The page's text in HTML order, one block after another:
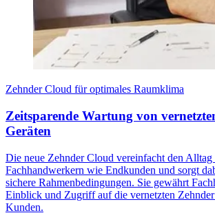
Zehnder Cloud für optimales Raumklima
Zeitsparende Wartung von
Geräten
Die neue Zehnder Cloud vereinfacht den Alltag
Fachhandwerkern wie Endkunden und sorgt
sichere Rahmenbedingungen. Sie gewährt
Einblick und Zugriff auf die vernetzten
Kunden.